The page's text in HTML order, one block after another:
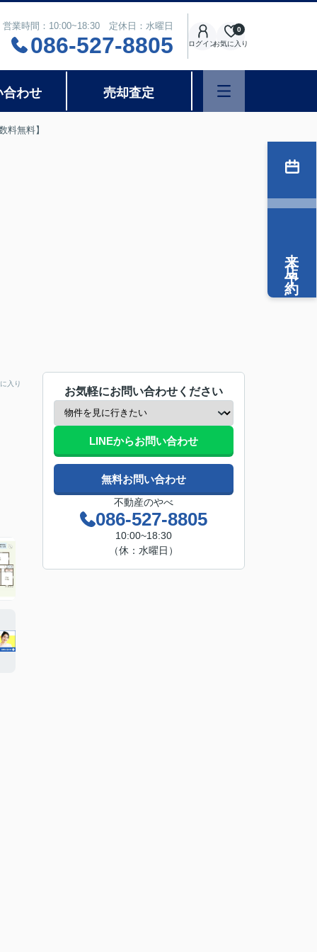
営業時間：10:00~18:30 定休日：水曜日
086-527-8805 ログインお気に入り
0
合わせ 売却査定
料無料】
入り
お気軽にお問い合わせください
LINEからお問い合わせ
無料お問い合わせ
不動産のやべ
086-527-8805
10:00~18:30
（休：水曜日）
来店予約